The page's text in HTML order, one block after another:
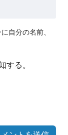
自分の名前、
する。